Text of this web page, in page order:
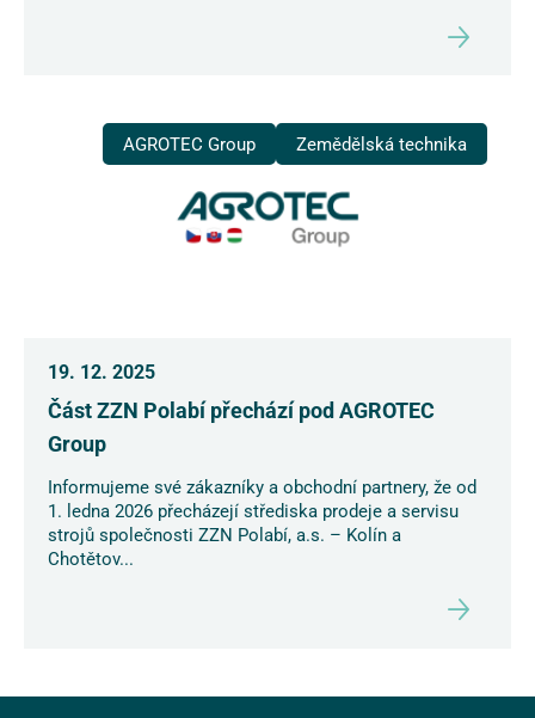
AGROTEC Group Zemědělská technika
19. 12. 2025
Část ZZN Polabí přechází pod AGROTEC
Group
Informujeme své zákazníky a obchodní partnery, že od
1. ledna 2026 přecházejí střediska prodeje a servisu
strojů společnosti ZZN Polabí, a.s. – Kolín a
Chotětov...